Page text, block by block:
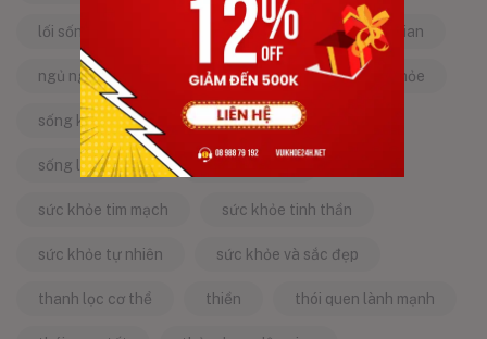
lối sống lành mạnh mật ong mẹo dân gian
ngủ ngon năng lượng tích cực sống khỏe
sống khỏe mỗi ngày sống khỏe đẹp
sống lành mạnh sống tích cực
sức khỏe tim mạch sức khỏe tinh thần
sức khỏe tự nhiên sức khỏe và sắc đẹp
thanh lọc cơ thể thiền thói quen lành mạnh